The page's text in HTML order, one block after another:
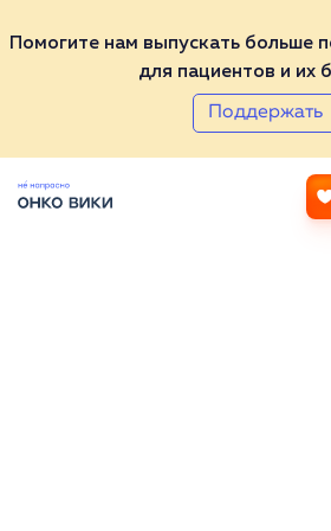
Помогите нам выпускать больше
для пациентов и их
Поддержать